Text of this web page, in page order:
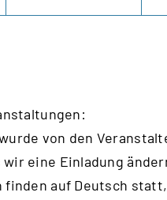
von den
wir eine Einladung
finden auf Deutsch